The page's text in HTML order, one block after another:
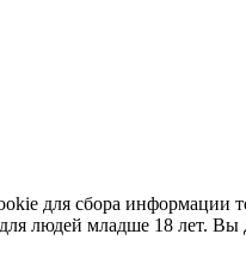
для сбора информации
людей младше 18 лет. Вы